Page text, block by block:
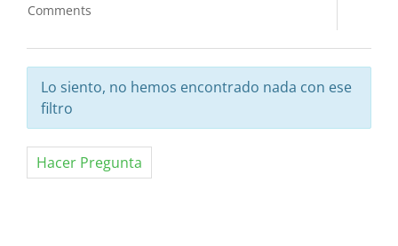
Comments
Lo siento, no hemos encontrado nada con ese
filtro
Hacer Pregunta